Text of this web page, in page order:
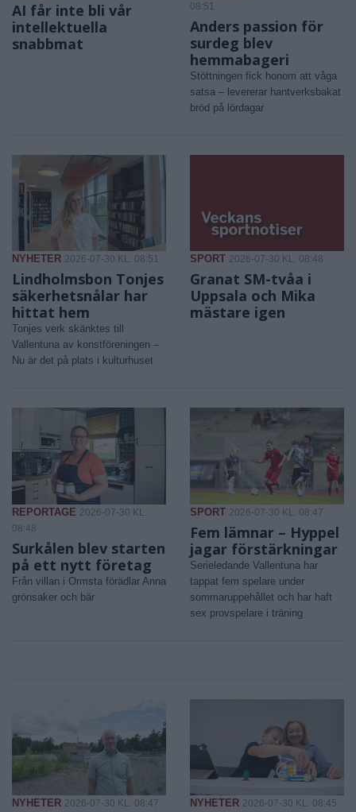
AI får inte bli vår
intellektuella
snabbmat
08:51
Anders passion för
surdeg blev
hemmabageri
Stöttningen fick honom att våga
satsa – levererar hantverksbakat
bröd på lördagar
NYHETER 2026-07-30 KL. 08:51
Lindholmsbon Tonjes
säkerhetsnålar har
hittat hem
Tonjes verk skänktes till
Vallentuna av konstföreningen –
Nu är det på plats i kulturhuset
SPORT 2026-07-30 KL. 08:48
Granat SM-tvåa i
Uppsala och Mika
mästare igen
REPORTAGE 2026-07-30 KL.
08:48
Surkålen blev starten
på ett nytt företag
Från villan i Ormsta förädlar Anna
grönsaker och bär
SPORT 2026-07-30 KL. 08:47
Fem lämnar – Hyppel
jagar förstärkningar
Serieledande Vallentuna har
tappat fem spelare under
sommaruppehållet och har haft
sex provspelare i träning
NYHETER 2026-07-30 KL. 08:47 NYHETER 2026-07-30 KL. 08:45